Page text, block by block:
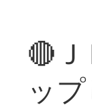
🔴
ッ